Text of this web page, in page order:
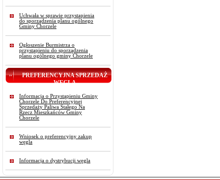
Uchwała w sprawie przystąpienia
do sporządzenia planu ogólnego
Gminy Chorzele
Ogłoszenie Burmistrza o
przystąpieniu do sporządzenia
planu ogólnego gminy Chorzele
PREFERENCYJNA SPRZEDAŻ
WĘGLA
Informacja o Przystąpieniu Gminy
Chorzele Do Preferencyjnej
Sprzedaży Paliwa Stałego Na
Rzecz Mieszkańców Gminy
Chorzele
Wniosek o preferencyjny zakup
węgla
Informacja o dystrybucji węgla